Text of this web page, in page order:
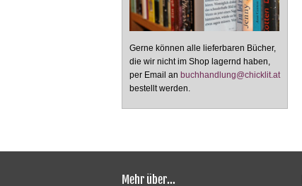
Gerne können alle lieferbaren Bücher,
die wir nicht im Shop lagernd haben,
per Email an buchhandlung@chicklit.at
bestellt werden.
Mehr über...